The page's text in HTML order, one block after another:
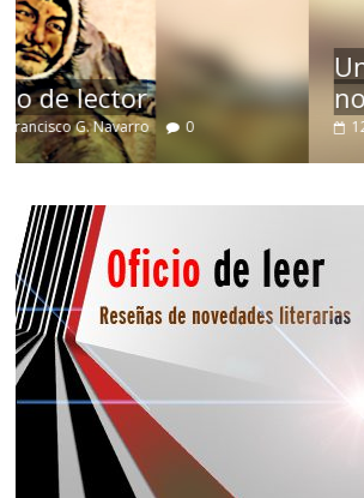
Un vergel en las nieblas
nostalgia
12 octubre, 2024 Francisco G. Navarro